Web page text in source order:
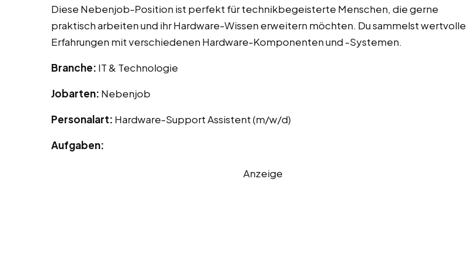
Diese Nebenjob-Position ist perfekt für technikbegeisterte Menschen, die gerne
praktisch arbeiten und ihr Hardware-Wissen erweitern möchten. Du sammelst wertvolle
Erfahrungen mit verschiedenen Hardware-Komponenten und -Systemen.
Branche: IT & Technologie
Jobarten: Nebenjob
Personalart: Hardware-Support Assistent (m/w/d)
Aufgaben:
Anzeige